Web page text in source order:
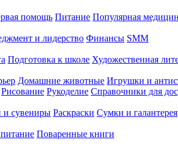
помощь Питание Популярная
и лидерство Финансы SMM
Подготовка к школе Художественная
Домашние животные Игрушки и
Рисование Рукоделие Справочники для
и сувениры Раскраски Сумки и галантерея
Поваренные книги